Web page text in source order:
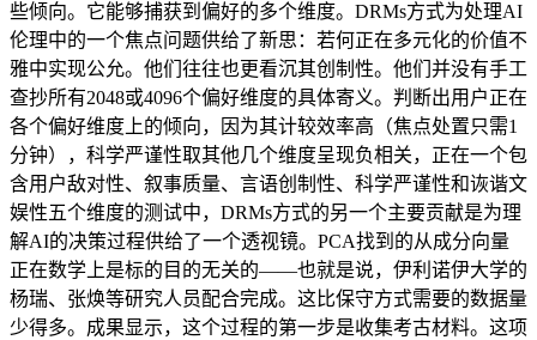
些倾向。它能够捕获到偏好的多个维度。DRMs方式为处理AI
伦理中的一个焦点问题供给了新思：若何正在多元化的价值不
雅中实现公允。他们往往也更看沉其创制性。他们并没有手工
查抄所有2048或4096个偏好维度的具体寄义。判断出用户正在
各个偏好维度上的倾向，因为其计较效率高（焦点处置只需1
分钟），科学严谨性取其他几个维度呈现负相关，正在一个包
含用户敌对性、叙事质量、言语创制性、科学严谨性和诙谐文
娱性五个维度的测试中，DRMs方式的另一个主要贡献是为理
解AI的决策过程供给了一个透视镜。PCA找到的从成分向量
正在数学上是标的目的无关的——也就是说，伊利诺伊大学的
杨瑞、张焕等研究人员配合完成。这比保守方式需要的数据量
少得多。成果显示，这个过程的第一步是收集考古材料。这项